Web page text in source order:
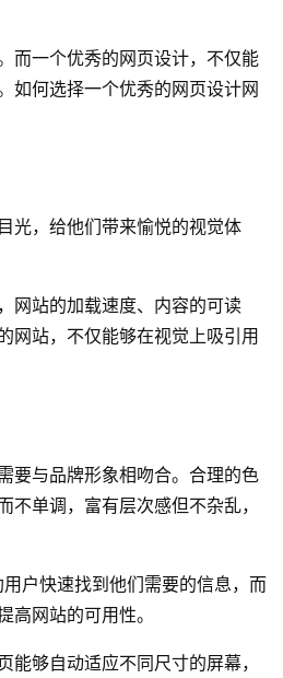
而一个优秀的网页设计，不仅能
如何选择一个优秀的网页设计网
光，给他们带来愉悦的视觉体
网站的加载速度、内容的可读
网站，不仅能够在视觉上吸引用
要与品牌形象相吻合。合理的色
单调，富有层次感但不杂乱，
户快速找到他们需要的信息，而
网站的可用性。
够自动适应不同尺寸的屏幕，